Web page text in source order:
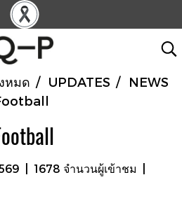
หมด UPDATES
NEWS
1678 จำนวนผู้เข้าชม